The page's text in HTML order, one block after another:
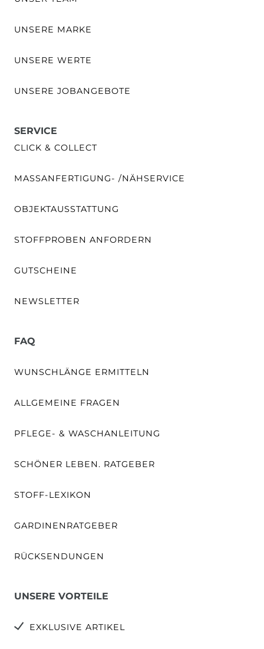
UNSERE MARKE
UNSERE WERTE
UNSERE JOBANGEBOTE
SERVICE
CLICK & COLLECT
MASSANFERTIGUNG- /NÄHSERVICE
OBJEKTAUSSTATTUNG
STOFFPROBEN ANFORDERN
GUTSCHEINE
NEWSLETTER
FAQ
WUNSCHLÄNGE ERMITTELN
ALLGEMEINE FRAGEN
PFLEGE- & WASCHANLEITUNG
SCHÖNER LEBEN. RATGEBER
STOFF-LEXIKON
GARDINENRATGEBER
RÜCKSENDUNGEN
UNSERE VORTEILE
EXKLUSIVE ARTIKEL